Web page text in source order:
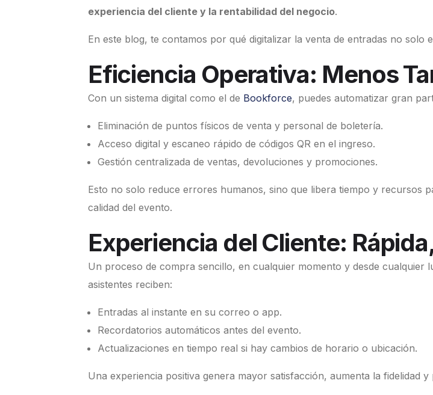
experiencia del cliente y la rentabilidad del negocio.
En este blog, te contamos por qué digitalizar la venta de entradas no solo
Eficiencia Operativa: Menos
Con un sistema digital como el de Bookforce, puedes automatizar gran
Eliminación de puntos físicos de venta y personal de boletería.
Acceso digital y escaneo rápido de códigos QR en el ingreso.
Gestión centralizada de ventas, devoluciones y promociones.
Esto no solo reduce errores humanos, sino que libera tiempo y recursos
calidad del evento.
Experiencia del Cliente:
Un proceso de compra sencillo, en cualquier momento y desde cualquier
asistentes reciben:
Entradas al instante en su correo o app.
Recordatorios automáticos antes del evento.
Actualizaciones en tiempo real si hay cambios de horario o ubicación.
Una experiencia positiva genera mayor satisfacción, aumenta la fidelidad